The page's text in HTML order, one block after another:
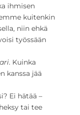
ihmisen
kuitenkin
niin ehkä
työssään
. Kuinka
kanssa jää
Ei hätää –
tai tee